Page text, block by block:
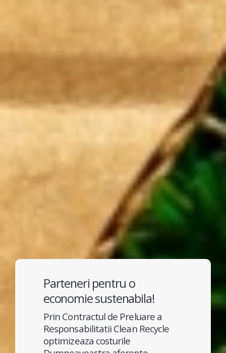
Parteneri pentru o
economie sustenabila!
Prin Contractul de Preluare a
Responsabilitatii Clean Recycle
optimizeaza costurile